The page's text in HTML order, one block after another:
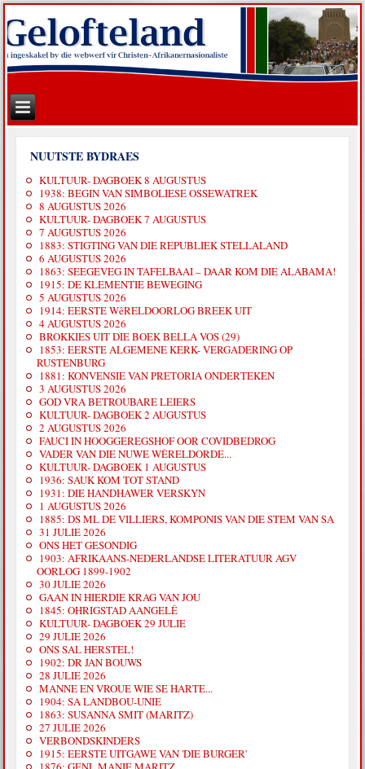
NUUTSTE BYDRAES
KULTUUR- DAGBOEK 8 AUGUSTUS
1938: BEGIN VAN SIMBOLIESE OSSEWATREK
8 AUGUSTUS 2026
KULTUUR- DAGBOEK 7 AUGUSTUS
7 AUGUSTUS 2026
1883: STIGTING VAN DIE REPUBLIEK STELLALAND
6 AUGUSTUS 2026
1863: SEEGEVEG IN TAFELBAAI – DAAR KOM DIE ALABAMA!
1915: DE KLEMENTIE BEWEGING
5 AUGUSTUS 2026
1914: EERSTE WêRELDOORLOG BREEK UIT
4 AUGUSTUS 2026
BROKKIES UIT DIE BOEK BELLA VOS (29)
1853: EERSTE ALGEMENE KERK- VERGADERING OP
RUSTENBURG
1881: KONVENSIE VAN PRETORIA ONDERTEKEN
3 AUGUSTUS 2026
GOD VRA BETROUBARE LEIERS
KULTUUR- DAGBOEK 2 AUGUSTUS
2 AUGUSTUS 2026
FAUCI IN HOOGGEREGSHOF OOR COVIDBEDROG
VADER VAN DIE NUWE WÊRELDORDE...
KULTUUR- DAGBOEK 1 AUGUSTUS
1936: SAUK KOM TOT STAND
1931: DIE HANDHAWER VERSKYN
1 AUGUSTUS 2026
1885: DS ML DE VILLIERS, KOMPONIS VAN DIE STEM VAN SA
31 JULIE 2026
ONS HET GESONDIG
1903: AFRIKAANS-NEDERLANDSE LITERATUUR AGV
OORLOG 1899-1902
30 JULIE 2026
GAAN IN HIERDIE KRAG VAN JOU
1845: OHRIGSTAD AANGELÊ
KULTUUR- DAGBOEK 29 JULIE
29 JULIE 2026
ONS SAL HERSTEL!
1902: DR JAN BOUWS
28 JULIE 2026
MANNE EN VROUE WIE SE HARTE...
1904: SA LANDBOU-UNIE
1863: SUSANNA SMIT (MARITZ)
27 JULIE 2026
VERBONDSKINDERS
1915: EERSTE UITGAWE VAN 'DIE BURGER'